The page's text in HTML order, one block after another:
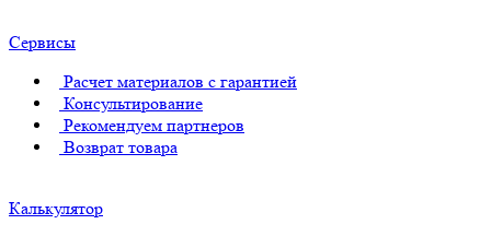
Сервисы
Расчет материалов с гарантией
Консультирование
Рекомендуем партнеров
Возврат товара
Калькулятор